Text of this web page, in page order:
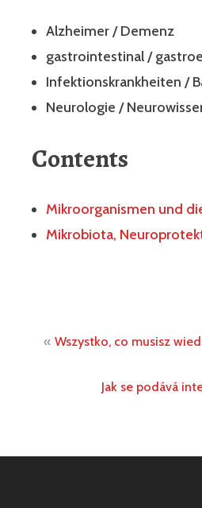
Alzheimer / Demenz
gastrointestinal /
Infektionskrankheiten /
Neurologie /
Contents
Mikroorganismen und
Mikrobiota,
Post
navigation
Wszystko, co musisz
Jak se podává